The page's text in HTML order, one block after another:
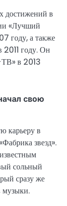
достижений в
«Лучший
году, а также
году. Он
в 2013
свою
карьеру в
звезд».
сольный
сразу же
музыки.